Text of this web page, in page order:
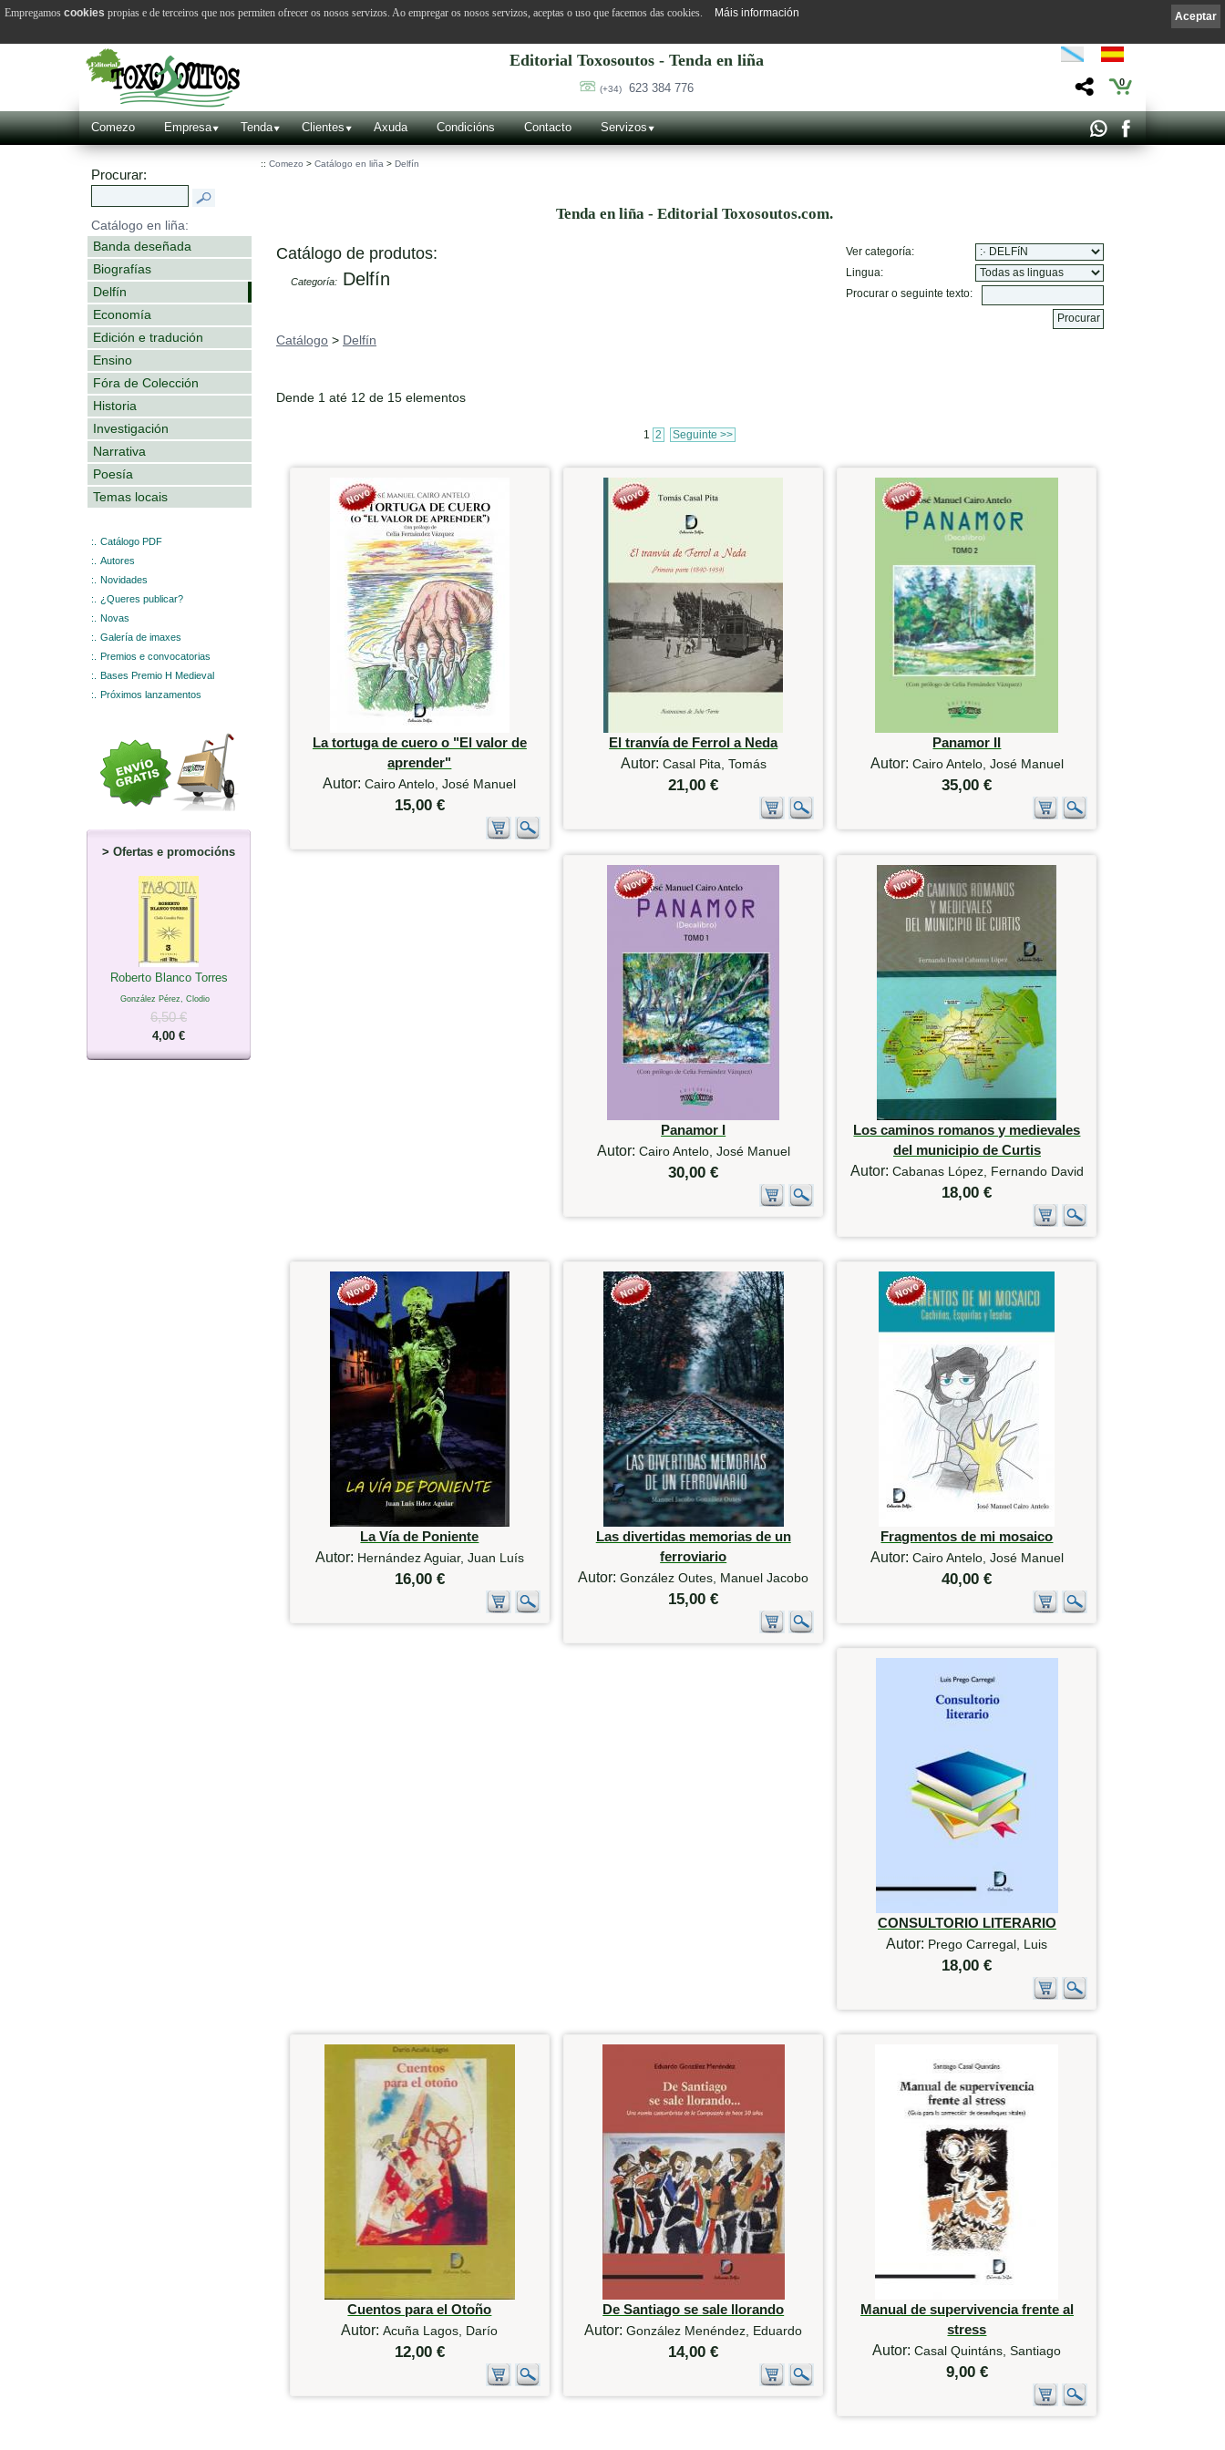
Editorial Toxosoutos - Tenda en liña
(+34) 623 384 776 0
Comezo Empresa Tenda Clientes Axuda Condicións Contacto Servizos
Procurar:
Catálogo en liña:
Banda deseñada
Biografías
Delfín
Economía
Edición e tradución
Ensino
Fóra de Colección
Historia
Investigación
Narrativa
Poesía
Temas locais
:.
Catálogo PDF
:.
Autores
:.
Novidades
:.
¿Queres publicar?
:.
Novas
:.
Galería de imaxes
:.
Premios e convocatorias
:.
Bases Premio H Medieval
:.
Próximos lanzamentos
> Ofertas e promocións
Roberto Blanco Torres
González Pérez, Clodio
6,50 €
4,00 €
:: Comezo > Catálogo en liña > Delfín
Tenda en liña - Editorial Toxosoutos.com.
Catálogo de produtos:
Categoría: Delfín
Ver categoría:
Lingua:
Procurar o seguinte texto:
Catálogo > Delfín
Dende 1 até 12 de 15 elementos
1 2 Seguinte >>
La tortuga de cuero o "El valor de
aprender"
Autor:Cairo Antelo, José Manuel
15,00 €
El tranvía de Ferrol a Neda
Autor: Casal Pita, Tomás
21,00 €
Panamor II
Autor: Cairo Antelo, José Manuel
35,00 €
Panamor I
Autor: Cairo Antelo, José Manuel
30,00 €
Los caminos romanos y medievales
del municipio de Curtis
Autor: Cabanas López, Fernando David
18,00 €
La Vía de Poniente
Autor: Hernández Aguiar, Juan Luís
16,00 €
Las divertidas memorias de un
ferroviario
Autor:González Outes, Manuel Jacobo
15,00 €
Fragmentos de mi mosaico
Autor: Cairo Antelo, José Manuel
40,00 €
CONSULTORIO LITERARIO
Autor: Prego Carregal, Luis
18,00 €
Cuentos para el Otoño
Autor:Acuña Lagos, Darío
12,00 €
De Santiago se sale llorando
Autor:González Menéndez, Eduardo
14,00 €
Manual de supervivencia frente al
stress
Autor:Casal Quintáns, Santiago
9,00 €
Aceptar
Empregamos cookies propias e de terceiros que nos permiten ofrecer os nosos servizos. Ao empregar os nosos servizos, aceptas o uso que facemos das cookies. Máis información